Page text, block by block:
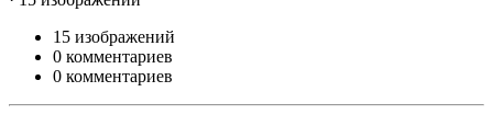
15 изображений
0 комментариев
0 комментариев